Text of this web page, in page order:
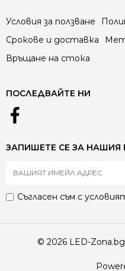
Условия за ползване
Срокове и доставка
Връщане на стока
ПОСЛЕДВАЙТЕ НИ
ЗАПИШЕТЕ СЕ ЗА НАШИЯ
Съгласен съм с
© 2026 LED-